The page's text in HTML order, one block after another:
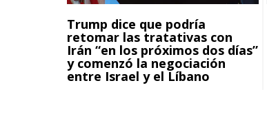
Trump dice que podría
retomar las tratativas con
Irán “en los próximos dos días”
y comenzó la negociación
entre Israel y el Líbano